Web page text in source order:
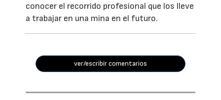
conocer el recorrido profesional que los lleve
a trabajar en una mina en el futuro.
ver/escribir comentarios